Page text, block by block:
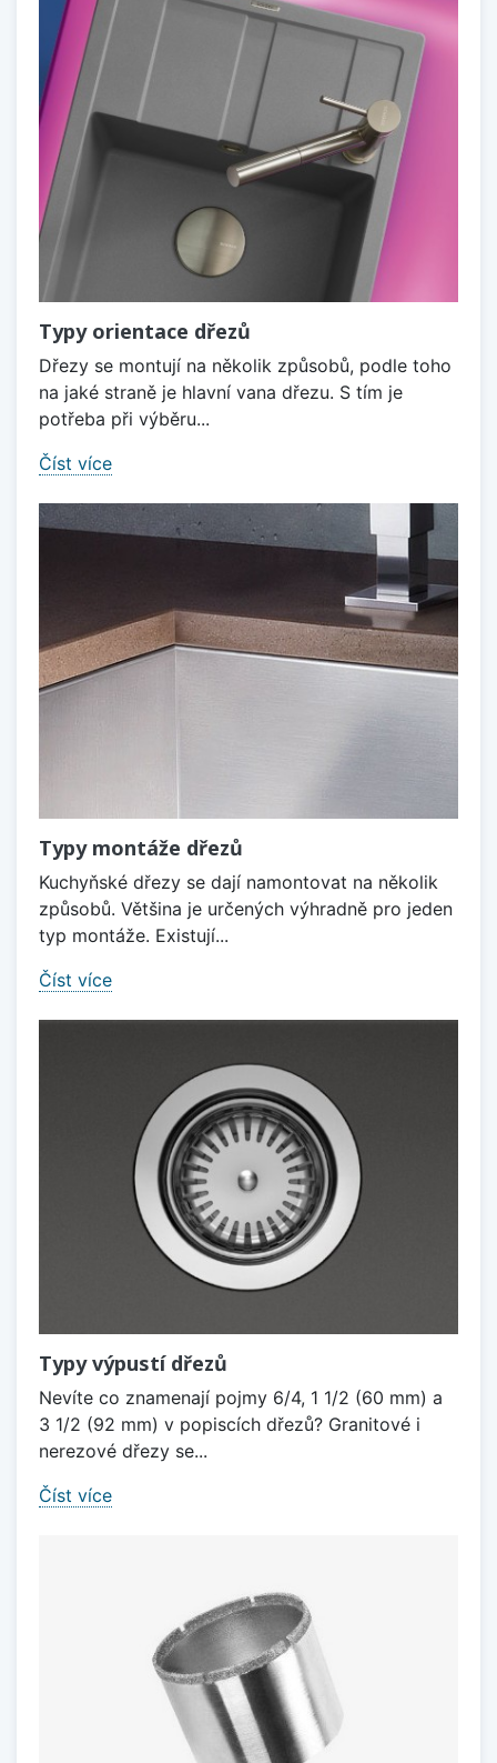
Typy orientace dřezů
Dřezy se montují na několik způsobů, podle toho
na jaké straně je hlavní vana dřezu. S tím je
potřeba při výběru...
Číst více
Typy montáže dřezů
Kuchyňské dřezy se dají namontovat na několik
způsobů. Většina je určených výhradně pro jeden
typ montáže. Existují...
Číst více
Typy výpustí dřezů
Nevíte co znamenají pojmy 6/4, 1 1/2 (60 mm) a
3 1/2 (92 mm) v popiscích dřezů? Granitové i
nerezové dřezy se...
Číst více